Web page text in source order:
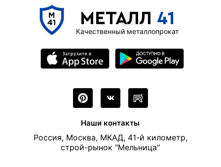
МЕТАЛЛ 41
Качественный металлопрокат
Наши контакты
Россия, Москва, МКАД, 41-й километр,
строй-рынок "Мельница"